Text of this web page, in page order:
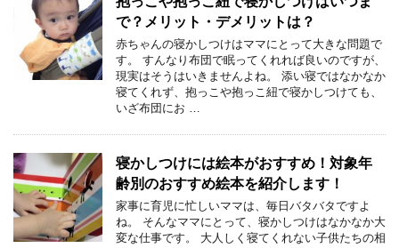
で？メリット・デメリットは？
赤ちゃんの寝かしつけはママにとって大きな問題で
す。 すんなり布団で眠ってくれれば良いのですが、
現実はそうはいきませんよね。 添い寝ではなかなか
寝てくれず、抱っこや抱っこ紐で寝かしつけても、
いざ布団にお …
寝かしつけには絵本がおすすめ！対象年
齢別のおすすめ絵本を紹介します！
家事に育児に忙しいママは、毎日バタバタですよ
ね。 そんなママにとって、寝かしつけはなかなか大
変な仕事です。 大人しく寝てくれない子供たちの相